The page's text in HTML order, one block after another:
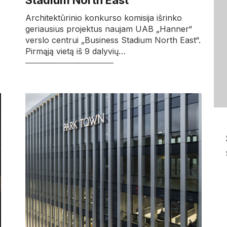
Architektūrinio konkurso komisija išrinko
geriausius projektus naujam UAB „Hanner“
verslo centrui „Business Stadium North East“.
Pirmąją vietą iš 9 dalyvių…